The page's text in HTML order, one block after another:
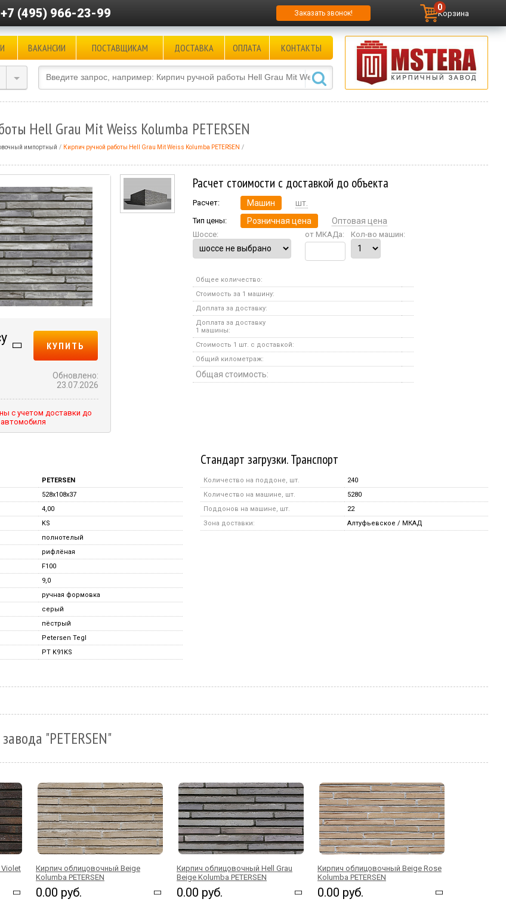
+7 (495) 966-23-99 Заказать звонок! Корзина
0
ВАКАНСИИ ПОСТАВЩИКАМ ДОСТАВКА ОПЛАТА КОНТАКТЫ
Hell Grau Mit Weiss Kolumba PETERSEN
импортный Кирпич ручной работы Hell Grau Mit Weiss Kolumba PETERSEN
КУПИТЬ
Обновлено:
23.07.2026
с учетом доставки до
Расчет стоимости с доставкой до объекта
Расчет: Машин шт.
Тип цены: Розничная цена Оптовая цена
Шоссе: от МКАДа: Кол-во машин:
Общее количество:
Стоимость за 1 машину:
Доплата за доставку:
Доплата за доставку
1 машины:
Стоимость 1 шт. с доставкой:
Общий километраж:
Общая стоимость:
PETERSEN
528x108x37
4,00
KS
полнотелый
рифлёная
F100
9,0
ручная формовка
серый
пёстрый
Petersen Tegl
PT K91KS
Стандарт загрузки. Транспорт
Количество на поддоне, шт.
240
Количество на машине, шт.
5280
Поддонов на машине, шт.
22
Зона доставки:
Алтуфьевское / МКАД
"PETERSEN"
Кирпич облицовочный Beige
Kolumba PETERSEN
0.00 руб.
Кирпич облицовочный Hell Grau
Beige Kolumba PETERSEN
0.00 руб.
Кирпич облицовочный Beige Rose
Kolumba PETERSEN
0.00 руб.